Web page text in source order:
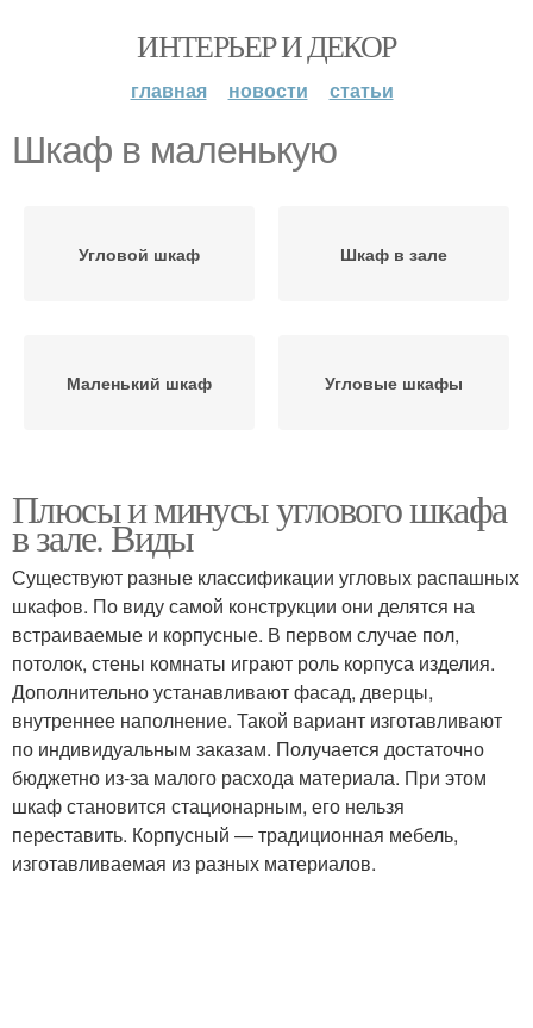
ИНТЕРЬЕР И ДЕКОР
главная новости статьи
Шкаф в маленькую
Угловой шкаф Шкаф в зале
Маленький шкаф Угловые шкафы
Плюсы и минусы углового шкафа
в зале. Виды
Существуют разные классификации угловых распашных
шкафов. По виду самой конструкции они делятся на
встраиваемые и корпусные. В первом случае пол,
потолок, стены комнаты играют роль корпуса изделия.
Дополнительно устанавливают фасад, дверцы,
внутреннее наполнение. Такой вариант изготавливают
по индивидуальным заказам. Получается достаточно
бюджетно из-за малого расхода материала. При этом
шкаф становится стационарным, его нельзя
переставить. Корпусный — традиционная мебель,
изготавливаемая из разных материалов.